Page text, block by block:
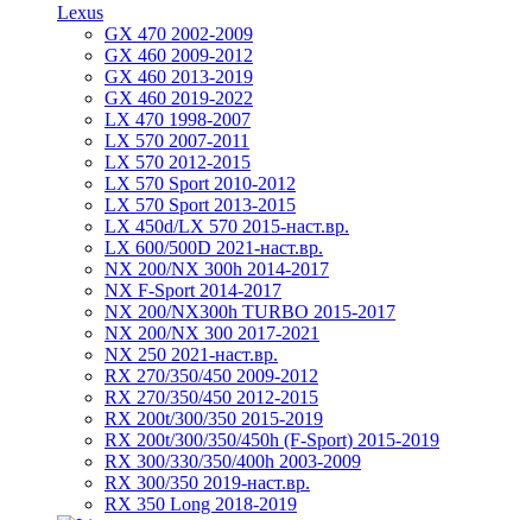
Lexus
GX 470 2002-2009
GX 460 2009-2012
GX 460 2013-2019
GX 460 2019-2022
LX 470 1998-2007
LX 570 2007-2011
LX 570 2012-2015
LX 570 Sport 2010-2012
LX 570 Sport 2013-2015
LX 450d/LX 570 2015-наст.вр.
LX 600/500D 2021-наст.вр.
NX 200/NX 300h 2014-2017
NX F-Sport 2014-2017
NX 200/NX300h TURBO 2015-2017
NX 200/NX 300 2017-2021
NX 250 2021-наст.вр.
RX 270/350/450 2009-2012
RX 270/350/450 2012-2015
RX 200t/300/350 2015-2019
RX 200t/300/350/450h (F-Sport) 2015-2019
RX 300/330/350/400h 2003-2009
RX 300/350 2019-наст.вр.
RX 350 Long 2018-2019